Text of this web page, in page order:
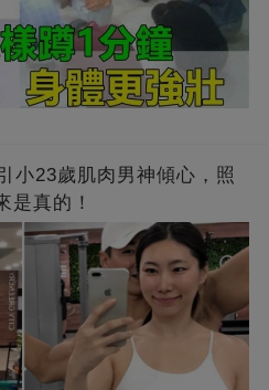
小23歲肌肉男神傾心，照
是真的！